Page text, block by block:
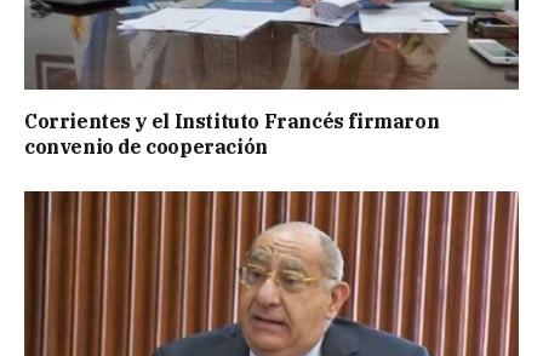
Corrientes y el Instituto Francés firmaron
convenio de cooperación